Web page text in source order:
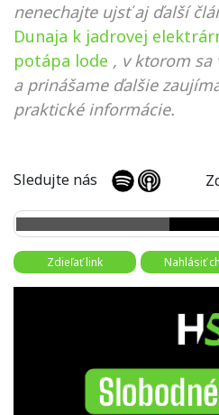
nenechajte ujsť aj ďalší
Dunaja k jadrovej
potápa lode , v ktorom sa
a prinášame ďalšie
praktické informácie.
Sledujte nás
Zdieľať link Nahlásiť